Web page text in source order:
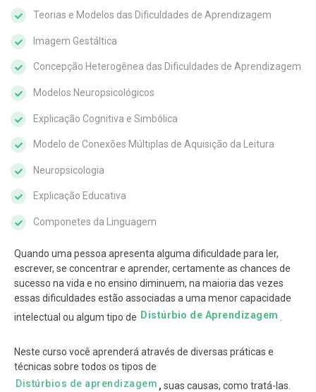
Teorias e Modelos das Dificuldades de Aprendizagem
Imagem Gestáltica
Concepção Heterogênea das Dificuldades de Aprendizagem
Modelos Neuropsicológicos
Explicação Cognitiva e Simbólica
Modelo de Conexões Múltiplas de Aquisição da Leitura
Neuropsicologia
Explicação Educativa
Componetes da Linguagem
Quando uma pessoa apresenta alguma dificuldade para ler,
escrever, se concentrar e aprender, certamente as chances de
sucesso na vida e no ensino diminuem, na maioria das vezes
essas dificuldades estão associadas a uma menor capacidade
intelectual ou algum tipo de Distúrbio de Aprendizagem
Neste curso você aprenderá através de diversas práticas e
técnicas sobre todos os tipos de
Distúrbios de aprendizagem , suas causas, como tratá-las.